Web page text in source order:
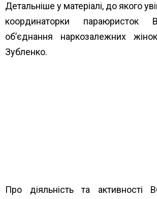
Детальніше у матеріалі, до якого
координаторки параюристок
об’єднання наркозалежних
Зубленко.
Про діяльність та